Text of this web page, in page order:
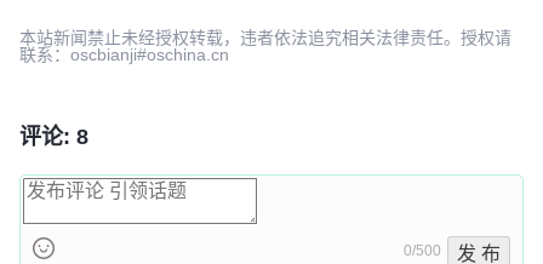
本站新闻禁止未经授权转载，违者依法追究相关法律责任。授权请
联系：oscbianji#oschina.cn
评论: 8
0/500 发 布